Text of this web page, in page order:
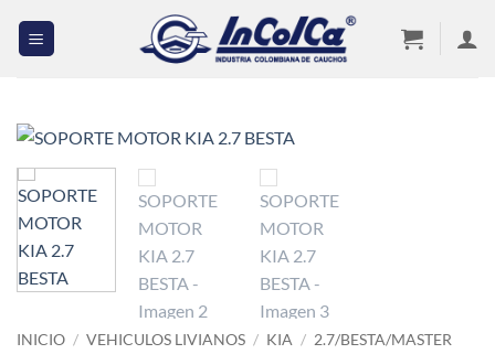
INICIO / VEHICULOS LIVIANOS / KIA / 2.7/BESTA/MASTER